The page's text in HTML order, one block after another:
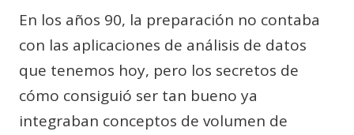
En los años 90, la preparación no contaba
con las aplicaciones de análisis de datos
que tenemos hoy, pero los secretos de
cómo consiguió ser tan bueno ya
integraban conceptos de volumen de